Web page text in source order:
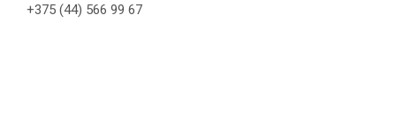
+375 (44) 566 99 67